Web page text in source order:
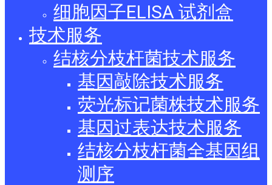
细胞因子ELISA 试剂盒
技术服务
结核分枝杆菌技术服务
基因敲除技术服务
荧光标记菌株技术服务
基因过表达技术服务
结核分枝杆菌全基因组
测序